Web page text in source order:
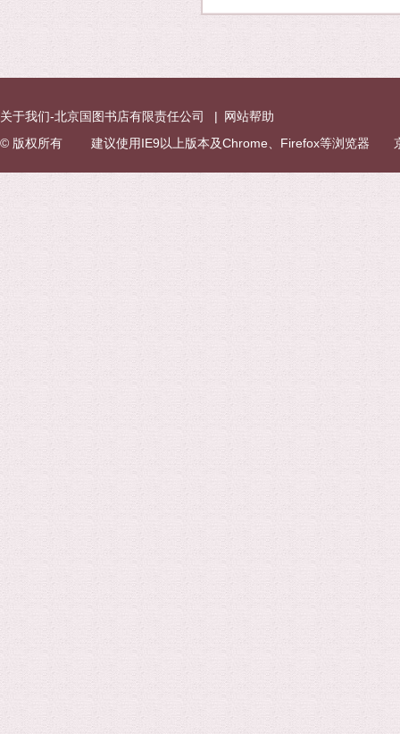
关于我们-北京国图书店有限责任公司 | 网站帮助
© 版权所有 建议使用IE9以上版本及Chrome、Firefox等浏览器